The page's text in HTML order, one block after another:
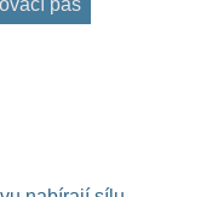
pas